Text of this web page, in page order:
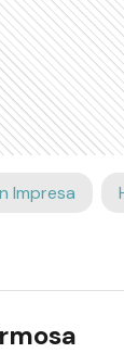
Impresa